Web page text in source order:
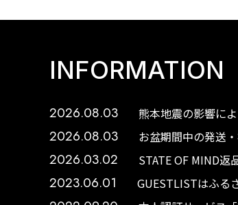
INFORMATION
2026.08.03 熊本地震の影響に
2026.08.03 お盆期間中の発送
2026.03.02 STATE OF MIND返
2023.06.01 GUESTLISTはふる